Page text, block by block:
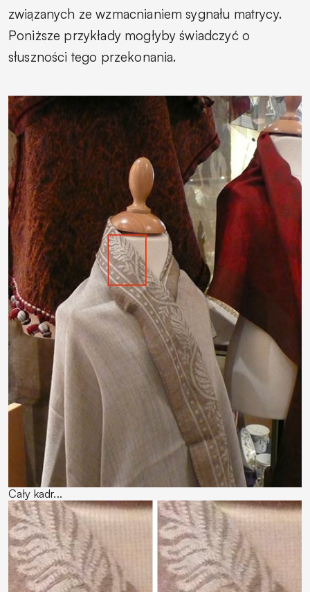
związanych ze wzmacnianiem sygnału matrycy.
Poniższe przykłady mogłyby świadczyć o
słuszności tego przekonania.
Cały kadr...